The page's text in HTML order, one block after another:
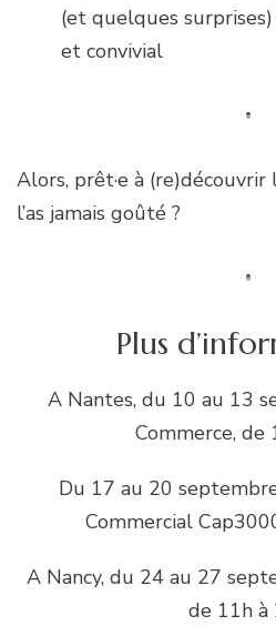
(et quelques surprises)
et convivial
Alors, prêt·e à
l’as jamais goûté ?
Plus
A Nantes, du 10 au 13
Commerce, de
Du 17 au 20
Commercial
A Nancy, du 24 au 27
de 11h à